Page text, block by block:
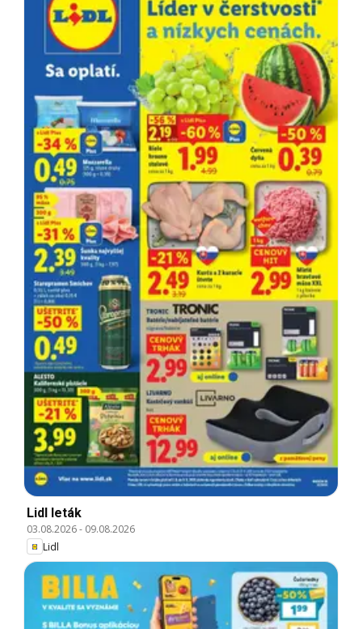
Lidl leták
03.08.2026- 09.08.2026
Lidl